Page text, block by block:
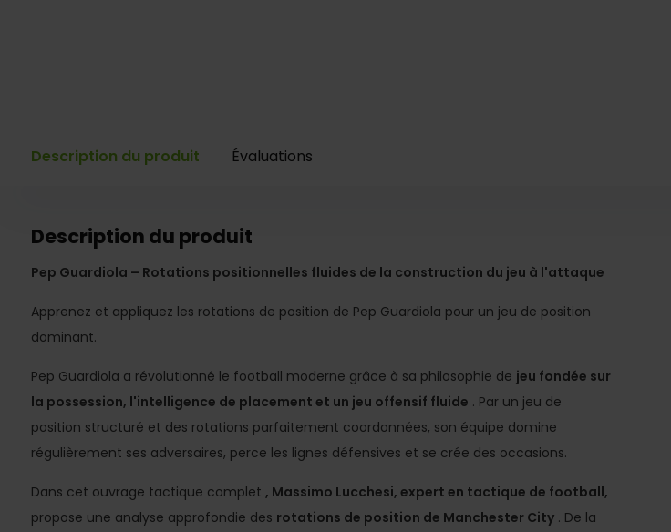
Description du produit Évaluations
Description du produit
Pep Guardiola – Rotations positionnelles fluides de la construction du jeu à l'attaque
Apprenez et appliquez les rotations de position de Pep Guardiola pour un jeu de position
dominant.
Pep Guardiola a révolutionné le football moderne grâce à sa philosophie de jeu fondée sur
la possession, l'intelligence de placement et un jeu offensif fluide . Par un jeu de
position structuré et des rotations parfaitement coordonnées, son équipe domine
régulièrement ses adversaires, perce les lignes défensives et se crée des occasions.
Dans cet ouvrage tactique complet , Massimo Lucchesi, expert en tactique de football,
propose une analyse approfondie des rotations de position de Manchester City. De la